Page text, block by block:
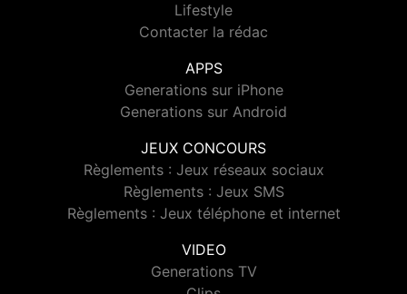
Lifestyle
Contacter la rédac
APPS
Generations sur iPhone
Generations sur Android
JEUX CONCOURS
Règlements : Jeux réseaux sociaux
Règlements : Jeux SMS
Règlements : Jeux téléphone et internet
VIDEO
Generations TV